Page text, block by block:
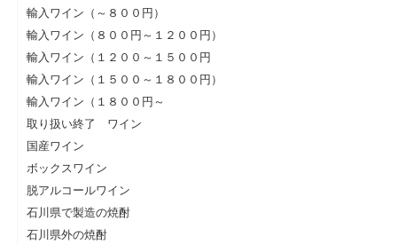
輸入ワイン（～８００円）
輸入ワイン（８００円～１２００円）
輸入ワイン（１２００～１５００円
輸入ワイン（１５００～１８００円）
輸入ワイン（１８００円～
取り扱い終了 ワイン
国産ワイン
ボックスワイン
脱アルコールワイン
石川県で製造の焼酎
石川県外の焼酎